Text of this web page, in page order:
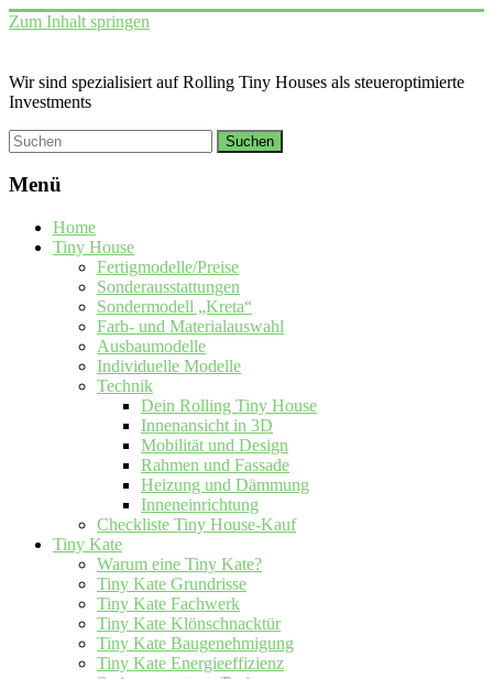
Zum Inhalt springen
Wir sind spezialisiert auf Rolling Tiny Houses als steueroptimierte
Investments
Menü
Home
Tiny House
Fertigmodelle/Preise
Sonderausstattungen
Sondermodell „Kreta“
Farb- und Materialauswahl
Ausbaumodelle
Individuelle Modelle
Technik
Dein Rolling Tiny House
Innenansicht in 3D
Mobilität und Design
Rahmen und Fassade
Heizung und Dämmung
Inneneinrichtung
Checkliste Tiny House-Kauf
Tiny Kate
Warum eine Tiny Kate?
Tiny Kate Grundrisse
Tiny Kate Fachwerk
Tiny Kate Klönschnacktür
Tiny Kate Baugenehmigung
Tiny Kate Energieeffizienz